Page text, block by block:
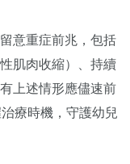
意重症前兆，包括
肌肉收縮）、持續
上述情形應儘速前
療時機，守護幼兒